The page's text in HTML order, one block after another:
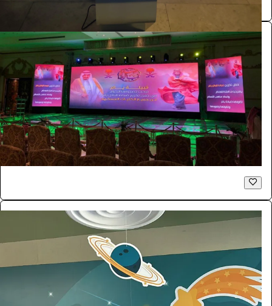
الفعاليات والحفلات
181.5
/ اليوم
الرياض
بازنت لتنظيم المعارض
الفعاليات والحفلات
4290
/ اليوم
الرياض